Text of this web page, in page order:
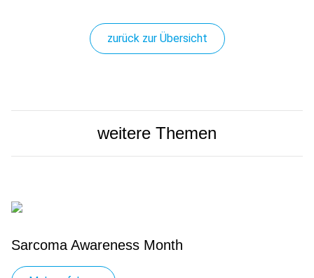
zurück zur Übersicht
weitere Themen
Sarcoma Awareness Month